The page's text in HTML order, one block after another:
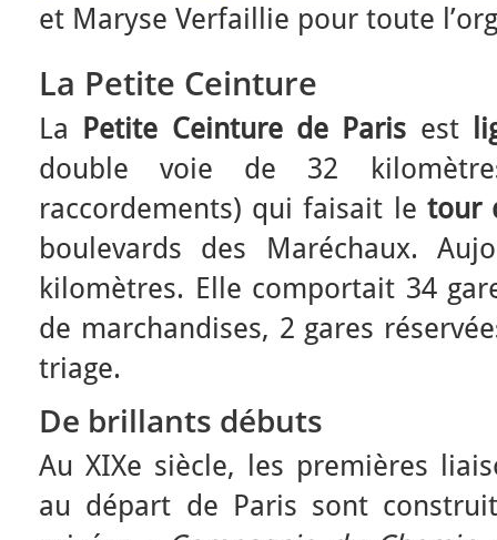
et Maryse Verfaillie pour toute
La Petite Ceinture
La Petite Ceinture de Paris est
double voie de 32
raccordements) qui faisait le tour
boulevards des Maréchaux.
kilomètres. Elle comportait 34
de marchandises, 2 gares
triage.
De brillants débuts
Au XIXe siècle, les premières
au départ de Paris sont